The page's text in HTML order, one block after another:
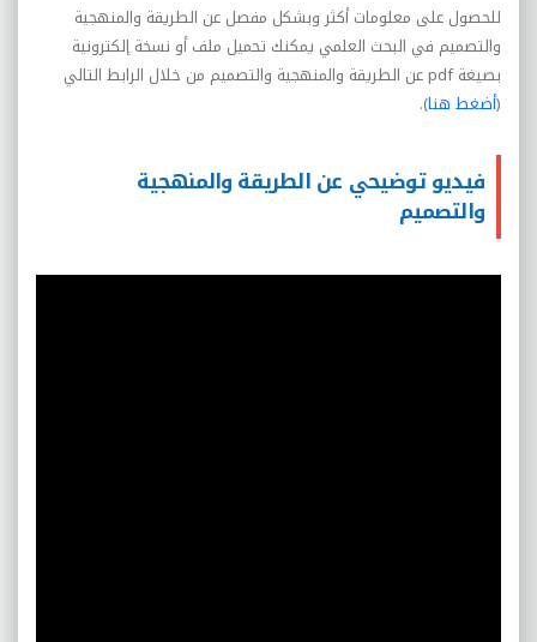
للحصول على معلومات أكثر وبشكل مفصل عن الطريقة والمنهجية
والتصميم في البحث العلمي يمكنك تحميل ملف أو نسخة إلكترونية
بصيغةpdfعن الطريقة والمنهجية والتصميم من خلال الرابط التالي
(أضغط هنا).
فيديو توضيحي عن الطريقة والمنهجية
والتصميم